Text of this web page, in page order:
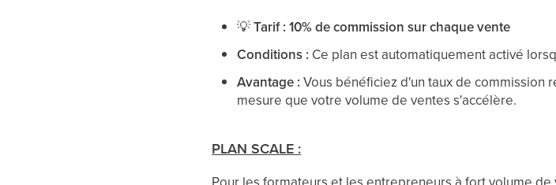
💡Tarif : 10% de commission sur chaque vente
Conditions : Ce plan est automatiquement activé
Avantage : Vous bénéficiez d'un taux de commission
mesure que votre volume de ventes s'accélère.
PLAN SCALE :